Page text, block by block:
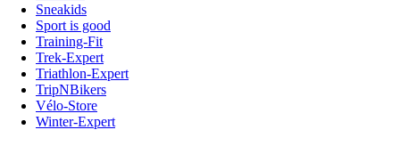
Sneakids
Sport is good
Training-Fit
Trek-Expert
Triathlon-Expert
TripNBikers
Vélo-Store
Winter-Expert